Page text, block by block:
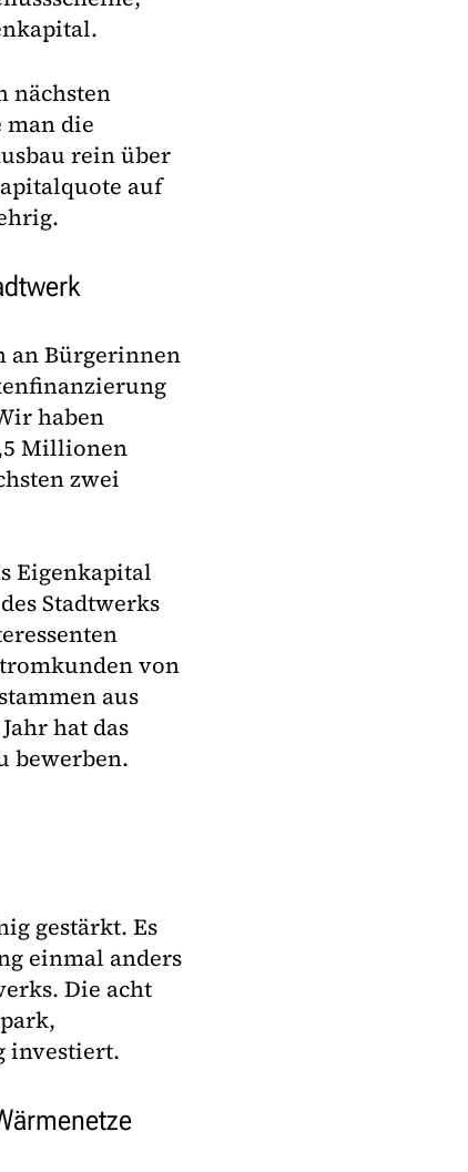
nächsten
man die
rein über
auf
an Bürgerinnen
haben
Millionen
zwei
Eigenkapital
Stadtwerks
von
aus
hat das
bewerben.
gestärkt. Es
einmal anders
Die acht
investiert.